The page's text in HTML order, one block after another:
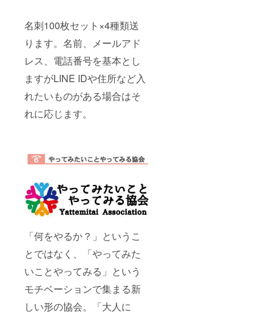
名刺100枚セット×4種類送
ります。名前、メールアド
レス、電話番号を基本とし
ますがLINE IDや住所など入
れたいものがある場合はそ
れに応じます。
「何をやるか？」というこ
とではなく、「やってみた
いことやってみる」という
モチベーションで集まる新
しい形の協会。「大人に